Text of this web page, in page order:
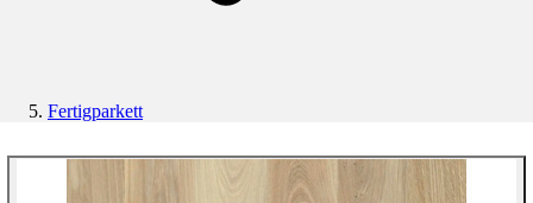
Fertigparkett